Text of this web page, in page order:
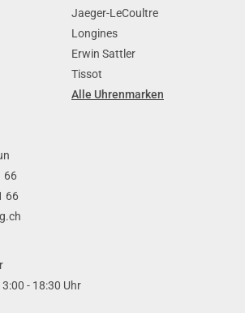
Jaeger-LeCoultre
Longines
Erwin Sattler
Tissot
Alle Uhrenmarken
66
66
- 18:30 Uhr